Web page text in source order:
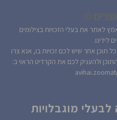
לאתר את בעלי הזכויות בצילומים
לידינו.
אחר שיש לכם זכויות בו, אנא צרו
ולהעניק לכם את הקרדיט הראוי ב:
מוגבלויות